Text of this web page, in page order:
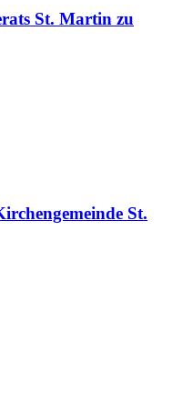
St. Martin zu
St.